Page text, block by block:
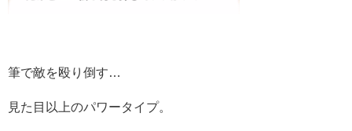
筆で敵を殴り倒す…
見た目以上のパワータイプ。